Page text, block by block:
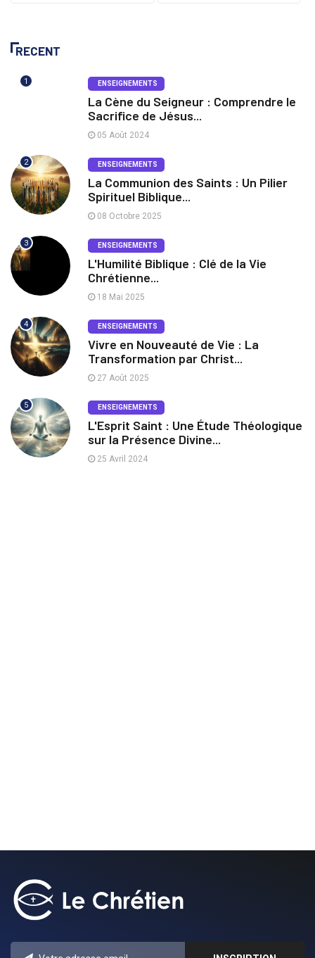
RECENT
1 ENSEIGNEMENTS
La Cène du Seigneur : Comprendre le
Sacrifice de Jésus...
05 Août 2024
2 ENSEIGNEMENTS
La Communion des Saints : Un Pilier
Spirituel Biblique...
08 Octobre 2025
3 ENSEIGNEMENTS
L'Humilité Biblique : Clé de la Vie
Chrétienne...
18 Mai 2025
4 ENSEIGNEMENTS
Vivre en Nouveauté de Vie : La
Transformation par Christ...
27 Août 2025
5 ENSEIGNEMENTS
L'Esprit Saint : Une Étude Théologique
sur la Présence Divine...
25 Avril 2024